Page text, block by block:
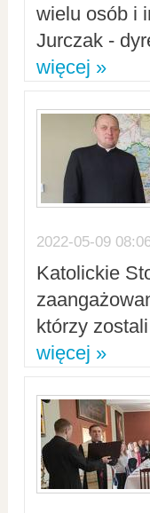
wielu osób i
Jurczak -
więcej »
2022-05-09
Katolickie
którzy
więcej »